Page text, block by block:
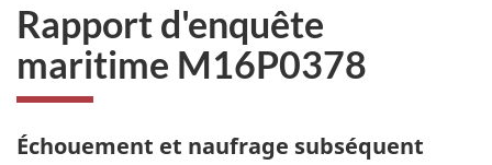
Rapport d'enquête
maritime M16P0378
Échouement et naufrage subséquent